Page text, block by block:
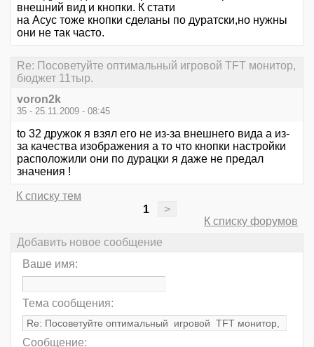
внешний вид и кнопки. К стати
на Асус тоже кнопки сделаны по дуратски,но нужны
они не так часто.
Re: Посоветуйте оптимальный игровой TFT монитор,
бюджет 11тыр.
voron2k
35 - 25.11.2009 - 08:45
to 32 дружок я взял его не из-за внешнего вида а из-
за качества изображения а то что кнопки настройки
расположили они по дурацки я даже не предал
значения !
К списку тем
1
>
К списку форумов
Добавить новое сообщение
Ваше имя:
Тема сообщения:
Сообщение: